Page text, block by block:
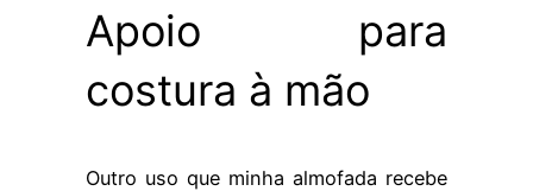
Apoio para
costura à mão
Outro uso que minha almofada recebe